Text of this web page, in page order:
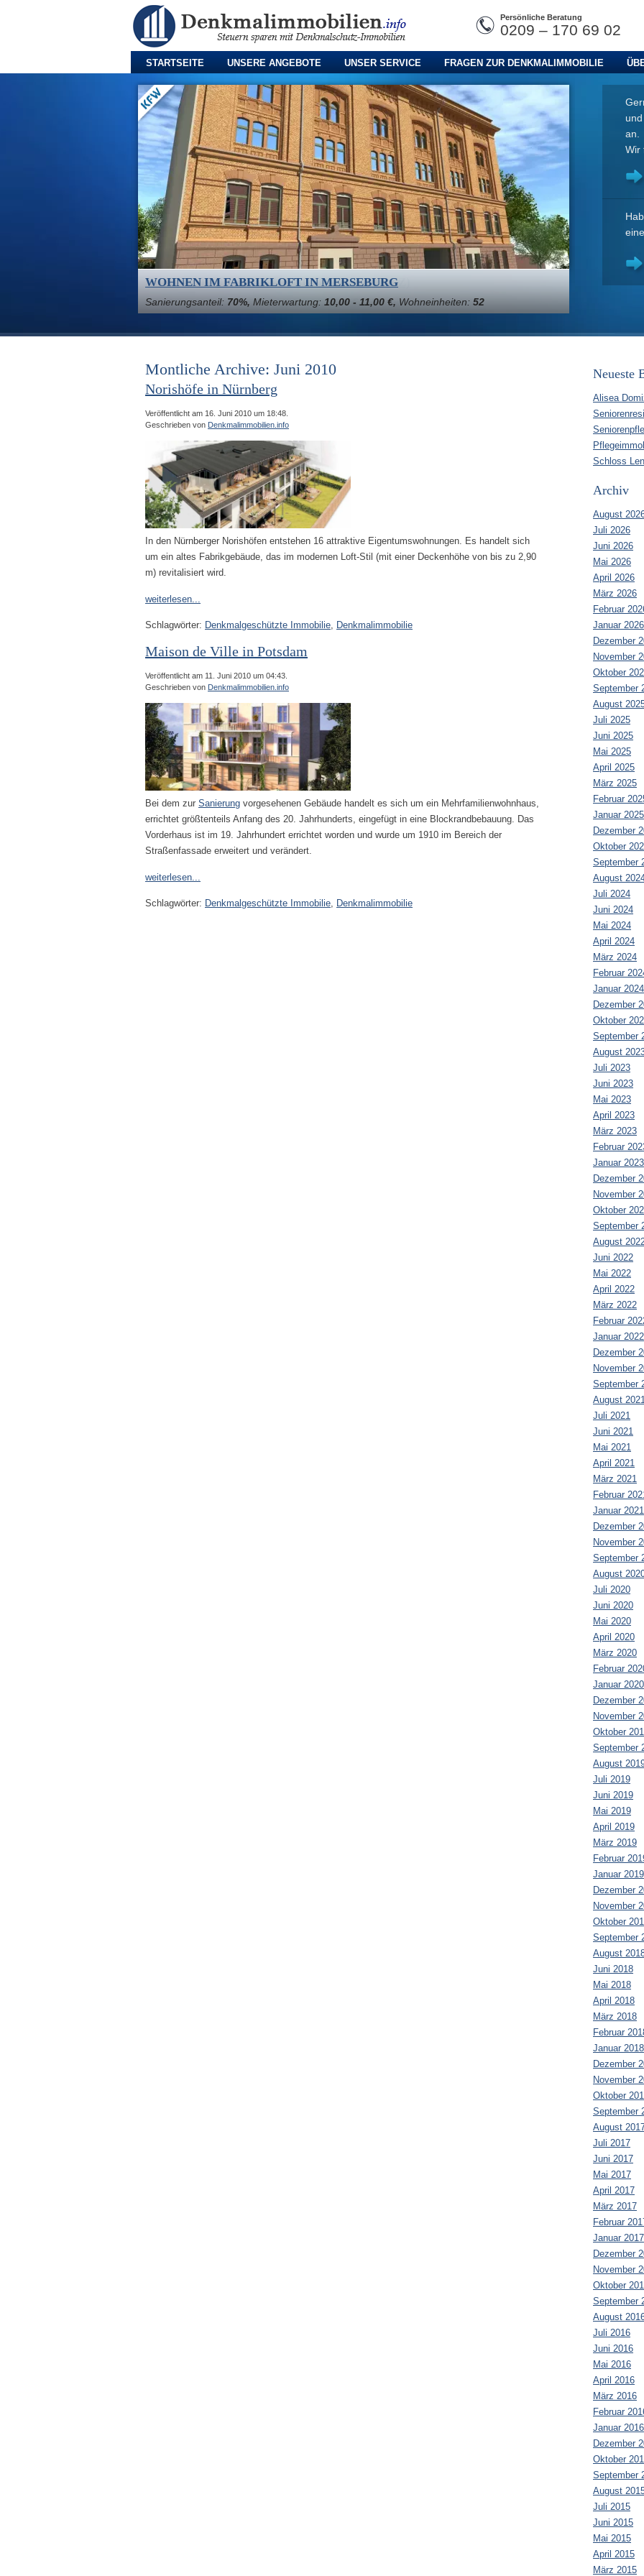
Persönliche Beratung
0209 – 170 69 02
STARTSEITE UNSERE ANGEBOTE UNSER SERVICE FRAGEN ZUR DENKMALIMMOBILIE
WOHNEN IM FABRIKLOFT IN MERSEBURG
Sanierungsanteil: 70%, Mieterwartung: 10,00 - 11,00 €, Wohneinheiten: 52
und
an.
Wir
Montliche Archive: Juni 2010
Norishöfe in Nürnberg
Veröffentlicht am 16. Juni 2010 um 18:48.
Geschrieben von Denkmalimmobilien.info
In den Nürnberger Norishöfen entstehen 16 attraktive Eigentumswohnungen. Es handelt sich
um ein altes Fabrikgebäude, das im modernen Loft-Stil (mit einer Deckenhöhe von bis zu 2,90
m) revitalisiert wird.
weiterlesen...
Schlagwörter: Denkmalgeschützte Immobilie, Denkmalimmobilie
Maison de Ville in Potsdam
Veröffentlicht am 11. Juni 2010 um 04:43.
Geschrieben von Denkmalimmobilien.info
Bei dem zur Sanierung vorgesehenen Gebäude handelt es sich um ein Mehrfamilienwohnhaus,
errichtet größtenteils Anfang des 20. Jahrhunderts, eingefügt in eine Blockrandbebauung. Das
Vorderhaus ist im 19. Jahrhundert errichtet worden und wurde um 1910 im Bereich der
Straßenfassade erweitert und verändert.
weiterlesen...
Schlagwörter: Denkmalgeschützte Immobilie, Denkmalimmobilie
Neueste
Alisea
Schloss
Archiv
August
Juli 2026
Juni 2026
Mai 2026
April 2026
März 2026
Februar
Januar 2026
Dezember
November
Oktober
September
August
Juli 2025
Juni 2025
Mai 2025
April 2025
März 2025
Februar
Januar 2025
Dezember
Oktober
September
August
Juli 2024
Juni 2024
Mai 2024
April 2024
März 2024
Februar
Januar 2024
Dezember
Oktober
September
August
Juli 2023
Juni 2023
Mai 2023
April 2023
März 2023
Februar
Januar 2023
Dezember
November
Oktober
September
August
Juni 2022
Mai 2022
April 2022
März 2022
Februar
Januar 2022
Dezember
November
September
August
Juli 2021
Juni 2021
Mai 2021
April 2021
März 2021
Februar
Januar 2021
Dezember
November
September
August
Juli 2020
Juni 2020
Mai 2020
April 2020
März 2020
Februar
Januar 2020
Dezember
November
Oktober
September
August
Juli 2019
Juni 2019
Mai 2019
April 2019
März 2019
Februar
Januar 2019
Dezember
November
Oktober
September
August
Juni 2018
Mai 2018
April 2018
März 2018
Februar
Januar 2018
Dezember
November
Oktober
September
August
Juli 2017
Juni 2017
Mai 2017
April 2017
März 2017
Februar
Januar 2017
Dezember
November
Oktober
September
August
Juli 2016
Juni 2016
Mai 2016
April 2016
März 2016
Februar
Januar 2016
Dezember
Oktober
September
August
Juli 2015
Juni 2015
Mai 2015
April 2015
März 2015